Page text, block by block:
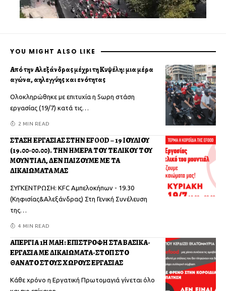
YOU MIGHT ALSO LIKE
Από την Αλεξάνδρας μέχρι τη Κυψέλη: μια μέρα
αγώνα, αλληλεγγύης και ενότητας
Ολοκληρώθηκε με επιτυχία η 5ωρη στάση
εργασίας (19/7) κατά τις
2 MIN READ
ΣΤΑΣΗ ΕΡΓΑΣΙΑΣ ΣΤΗΝ EFOOD – 19 ΙΟΥΛΙΟΥ
(19.00-00.00). ΤΗΝ ΗΜΕΡΑ ΤΟΥ ΤΕΛΙΚΟΥ ΤΟΥ
ΜΟΥΝΤΙΑΛ, ΔΕΝ ΠΑΙΖΟΥΜΕ ΜΕ ΤΑ
ΔΙΚΑΙΩΜΑΤΑ ΜΑΣ
ΣΥΓΚΕΝΤΡΩΣΗ: KFC Αμπελοκήπων - 19.30
(Κηφισίας&Αλεξάνδρας) Στη Γενική Συνέλευση
της
4 MIN READ
ΑΠΕΡΓΙΑ 1Η ΜΑΗ: ΕΠΙΣΤΡΟΦΗ ΣΤΑ ΒΑΣΙΚΑ-
ΕΡΓΑΣΙΑ ΜΕ ΔΙΚΑΙΩΜΑΤΑ-ΣΤΟΠ ΣΤΟ
ΘΑΝΑΤΟ ΣΤΟΥΣ ΧΩΡΟΥΣ ΕΡΓΑΣΙΑΣ
Κάθε χρόνο η Εργατική Πρωτομαγιά γίνεται όλο